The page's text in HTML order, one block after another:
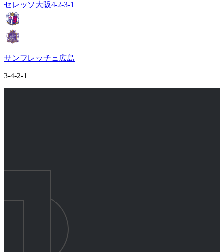
セレッソ大阪4-2-3-1
サンフレッチェ広島
3-4-2-1